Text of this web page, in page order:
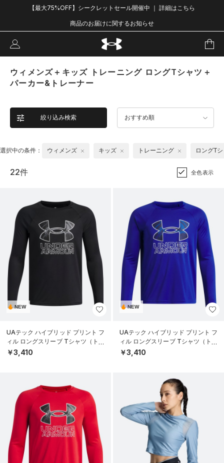
【最大75%OFF】シークレットセール開催中 ｜ 詳細はこちら
商品のお届けに関するお知らせ
ウィメンズ＋キッズ トレーニング ロングTシャツ＋
パーカー&トレーナー
絞り込み検索 おすすめ順
選択中の条件： ウィメンズ キッズ トレーニング ロングT
22件 全色表示
NEW
UAテック ハイブリッド プリント フ
ィル ロングスリーブ Tシャツ（トレ
ーニング/BOYS）
￥3,410
NEW
UAテック ハイブリッド プリント フ
ィル ロングスリーブ Tシャツ（トレ
ーニング/BOYS）
￥3,410